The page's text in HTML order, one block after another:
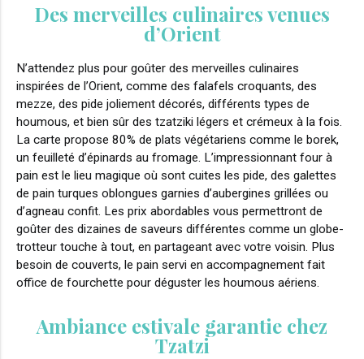
Des merveilles culinaires venues
d’Orient
N’attendez plus pour goûter des merveilles culinaires
inspirées de l’Orient, comme des falafels croquants, des
mezze, des pide joliement décorés, différents types de
houmous, et bien sûr des tzatziki légers et crémeux à la fois.
La carte propose 80% de plats végétariens comme le borek,
un feuilleté d’épinards au fromage. L’impressionnant four à
pain est le lieu magique où sont cuites les pide, des galettes
de pain turques oblongues garnies d’aubergines grillées ou
d’agneau confit. Les prix abordables vous permettront de
goûter des dizaines de saveurs différentes comme un globe-
trotteur touche à tout, en partageant avec votre voisin. Plus
besoin de couverts, le pain servi en accompagnement fait
office de fourchette pour déguster les houmous aériens.
Ambiance estivale garantie chez
Tzatzi